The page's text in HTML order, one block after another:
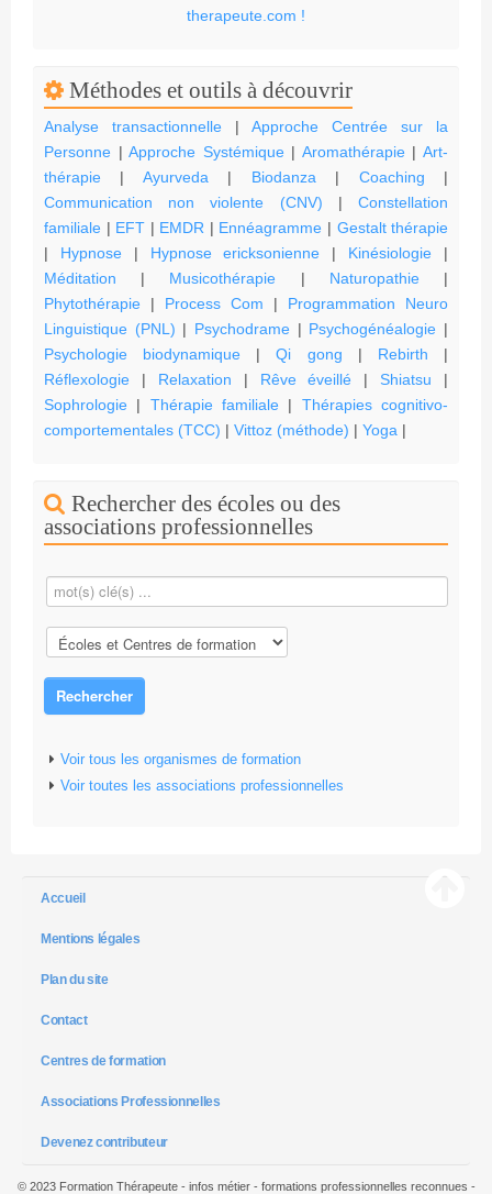
therapeute.com !
Méthodes et outils à découvrir
Analyse transactionnelle | Approche Centrée sur la
Personne |Approche Systémique| Aromathérapie|Art-
thérapie | Ayurveda| Biodanza| Coaching |
Communication non violente (CNV) |Constellation
familiale | EFT | EMDR | Ennéagramme | Gestalt thérapie
| Hypnose| Hypnose ericksonienne | Kinésiologie |
Méditation | Musicothérapie | Naturopathie|
Phytothérapie | Process Com | Programmation Neuro
Linguistique (PNL) | Psychodrame | Psychogénéalogie |
Psychologie biodynamique |Qi gong | Rebirth |
Réflexologie | Relaxation | Rêve éveillé |Shiatsu |
Sophrologie | Thérapie familiale | Thérapies cognitivo-
comportementales (TCC) | Vittoz (méthode) | Yoga |
Rechercher des écoles ou des
associations professionnelles
Rechercher
Voir tous les organismes de formation
Voir toutes les associations professionnelles
Accueil
Mentions légales
Plan du site
Contact
Centres de formation
Associations Professionnelles
Devenez contributeur
© 2023 Formation Thérapeute - infos métier - formations professionnelles reconnues -